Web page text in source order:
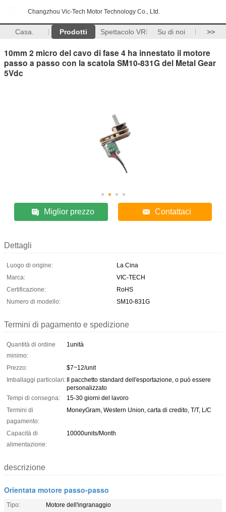
Changzhou Vic-Tech Motor Technology Co., Ltd.
Casa. Prodotti Spettacolo VR Su di noi >>
10mm 2 micro del cavo di fase 4 ha innestato il motore
passo a passo con la scatola SM10-831G del Metal Gear
5Vdc
Miglior prezzo Contattaci
Dettagli
Luogo di origine:
La Cina
Marca:
VIC-TECH
Certificazione:
RoHS
Numero di modello:
SM10-831G
Termini di pagamento e spedizione
Quantità di ordine
minimo:
1unità
Prezzo:
$7~12/unit
Imballaggi particolari: Il pacchetto standard dell'esportazione, o può essere
personalizzato
Tempi di consegna:
15-30 giorni del lavoro
Termini di
pagamento:
MoneyGram, Western Union, carta di credito, T/T, L/C
Capacità di
alimentazione:
10000units/Month
descrizione
Orientata motore passo-passo
Tipo:
Motore dell'ingranaggio